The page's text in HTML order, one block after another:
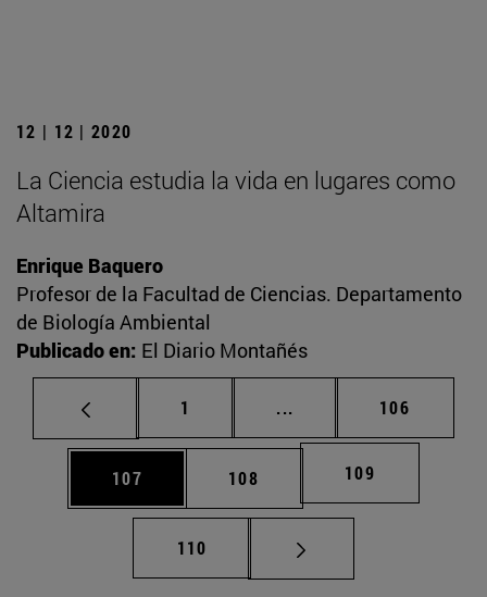
12 | 12 | 2020
La Ciencia estudia la vida en lugares como
Altamira
Enrique Baquero
Profesor de la Facultad de Ciencias. Departamento
de Biología Ambiental
Publicado en: El Diario Montañés
Página
1 ... Páginas intermedias
Página
106
Página
107 Página
108 Página
109
Página
110